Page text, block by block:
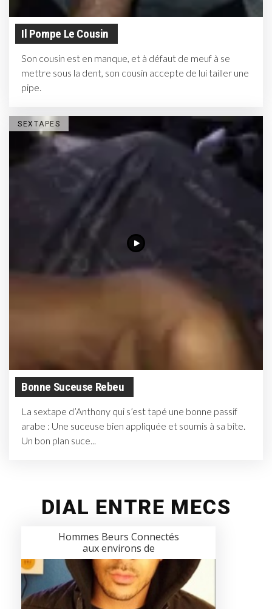
Il Pompe Le Cousin
Son cousin est en manque, et à défaut de meuf à se
mettre sous la dent, son cousin accepte de lui tailler une
pipe.
SEXTAPES
Bonne Suceuse Rebeu
La sextape d’Anthony qui s’est tapé une bonne passif
arabe : Une suceuse bien appliquée et soumis à sa bite.
Un bon plan suce...
DIAL ENTRE MECS